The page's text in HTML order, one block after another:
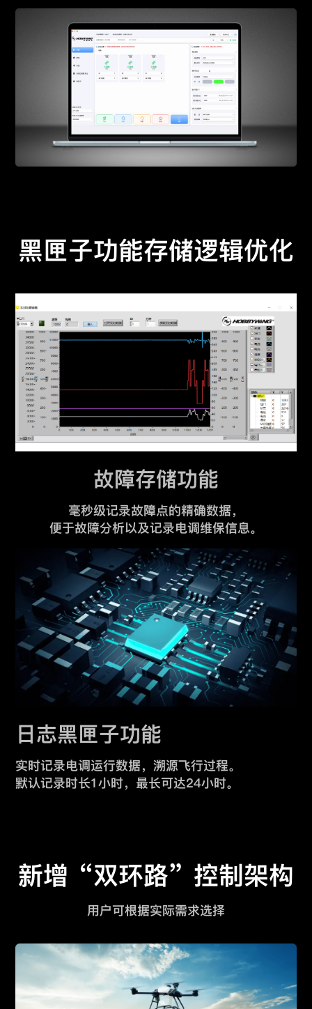
黑匣子功能存储逻辑优化
故障存储功能
毫秒级记录故障点的精确数据，
便于故障分析以及记录电调维保信息。
日志黑匣子功能
实时记录电调运行数据，溯源飞行过程。
默认记录时长1小时，最长可达24小时。
新增“双环路”控制架构
用户可根据实际需求选择